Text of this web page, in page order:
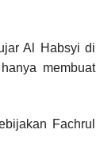
Al Habsyi di
membuat
Fachrul